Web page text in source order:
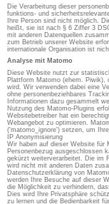
Die Verarbeitung dieser
funktions- und
Ihre Person sind nicht möglich.
heißt, sie ist nach § 6 Ziffer 3
mit anderen Datenquellen
zum Betrieb unserer Website
internationale Organisation ist
Analyse mit Matomo
Diese Website nutzt zur
Plattform Matomo (ehem. Piwik),
wird. Wir verwenden dabei eine
ohne personenbeziehbares
Informationen dazu gesammelt
Nutzung des Matomo-Plugins
Websitebetreiber hat ein
Webangebot zu optimieren.
('matomo_ignore') setzen, um
IP Anonymisierung
Wir haben auf dieser Website für
Personenbezug ausgeschlossen
gekürzt weiterverarbeitet. Die im
wird nicht mit anderen Daten
Datenschutzerklärung von
werden Ihre Besuche auf dieser
die Möglichkeit zu verhindern,
Dies wird Ihre Privatsphäre
zu lernen und die Bedienbarkeit